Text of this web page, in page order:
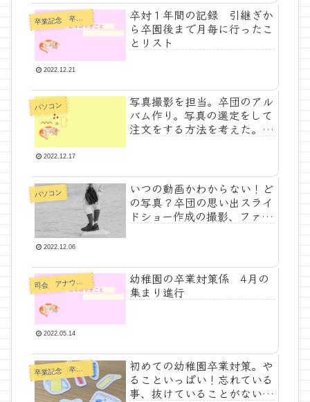
卒
業記念 卒業対策
卒対１年間の記録 引継ぎか
ら卒園後まで月毎に行ったこ
とリスト
2022.12.21
パソコン
写真撮影を担当。卒団のアル
バム作り。写真の選定をして
注文をする方法を考えた。グ
2022.12.17
パソコン
いつの動画かわからない！ど
の写真？卒団の思い出スライ
ドショー作成の撮影、ファイ
2022.12.06
司
会 アナウンス
幼稚園の卒業対策係 4月の
集まり進行
2022.05.14
卒
業記念 卒業対策
初めての幼稚園卒業対策。や
ることいっぱい！忘れている
事、抜けていることがないか